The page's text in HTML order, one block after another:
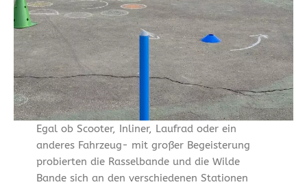
Egal ob Scooter, Inliner, Laufrad oder ein
anderes Fahrzeug- mit großer Begeisterung
probierten die Rasselbande und die Wilde
Bande sich an den verschiedenen Stationen